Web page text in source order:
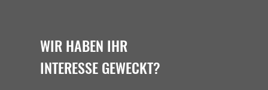
WIR HABEN IHR
INTERESSE GEWECKT?